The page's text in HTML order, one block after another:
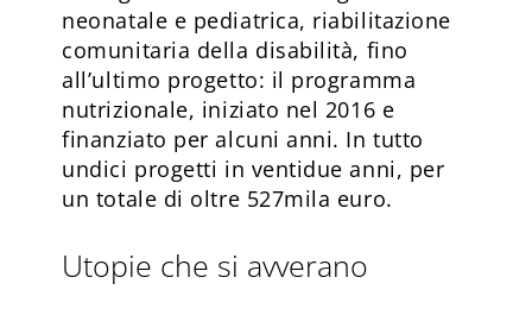
neonatale e pediatrica, riabilitazione
comunitaria della disabilità, fino
all’ultimo progetto: il programma
nutrizionale, iniziato nel 2016 e
finanziato per alcuni anni. In tutto
undici progetti in ventidue anni, per
un totale di oltre 527mila euro.
Utopie che si avverano